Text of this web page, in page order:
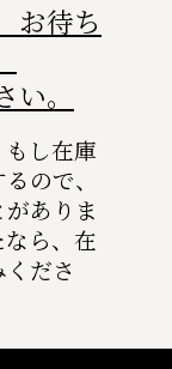
お待ち
。
し在庫
ので、
ありま
ら、在
ださ